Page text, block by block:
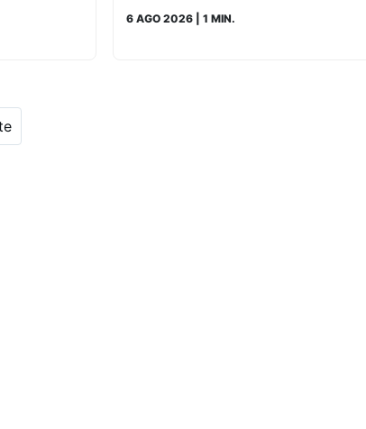
6 AGO 2026 | 1 MIN.